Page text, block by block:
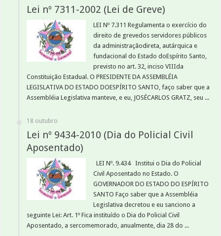
Lei nº 7311-2002 (Lei de Greve)
LEI Nº 7.311 Regulamenta o exercício do
direito de grevedos servidores públicos
da administraçãodireta, autárquica e
fundacional do Estado doEspírito Santo,
previsto no art. 32, inciso VIIIda
Constituição Estadual. O PRESIDENTE DA ASSEMBLÉIA
LEGISLATIVA DO ESTADO DOESPÍRITO SANTO, faço saber que a
Assembléia Legislativa manteve, e eu, JOSÉCARLOS GRATZ, seu ...
18 outubro
Lei nº 9434-2010 (Dia do Policial Civil
Aposentado)
LEI Nº. 9.434 Institui o Dia do Policial
Civil Aposentado no Estado. O
GOVERNADOR DO ESTADO DO ESPÍRITO
SANTO Faço saber que a Assembléia
Legislativa decretou e eu sanciono a
seguinte Lei: Art. 1º Fica instituído o Dia do Policial Civil
Aposentado, a sercomemorado, anualmente, dia 28 do ...